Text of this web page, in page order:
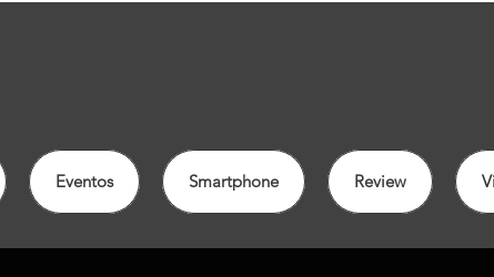
Eventos Smartphone Review